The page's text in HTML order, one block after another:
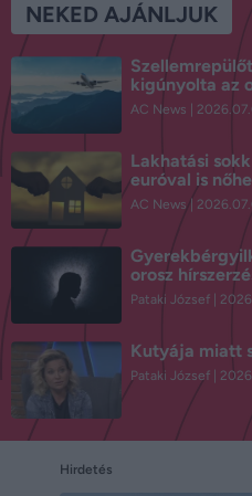
NEKED AJÁNLJUK
kigúnyolta az
AC News
Lakhatási
euróval is
AC News
orosz
Pataki József
Kutyája miatt
Pataki József
Hirdetés